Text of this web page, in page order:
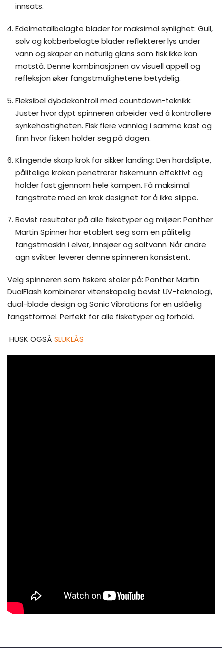
innsats.
Edelmetallbelagte blader for maksimal synlighet: Gull,
sølv og kobberbelagte blader reflekterer lys under
vann og skaper en naturlig glans som fisk ikke kan
motstå. Denne kombinasjonen av visuell appell og
refleksjon øker fangstmulighetene betydelig.
Fleksibel dybdekontroll med countdown-teknikk:
Juster hvor dypt spinneren arbeider ved å kontrollere
synkehastigheten. Fisk flere vannlag i samme kast og
finn hvor fisken holder seg på dagen.
Klingende skarp krok for sikker landing: Den hardslipte,
pålitelige kroken penetrerer fiskemunn effektivt og
holder fast gjennom hele kampen. Få maksimal
fangstrate med en krok designet for å ikke slippe.
Bevist resultater på alle fisketyper og miljøer: Panther
Martin Spinner har etablert seg som en pålitelig
fangstmaskin i elver, innsjøer og saltvann. Når andre
agn svikter, leverer denne spinneren konsistent.
Velg spinneren som fiskere stoler på: Panther Martin
DualFlash kombinerer vitenskapelig bevist UV-teknologi,
dual-blade design og Sonic Vibrations for en uslåelig
fangstformel. Perfekt for alle fisketyper og forhold.
HUSK OGSÅ SLUKLÅS